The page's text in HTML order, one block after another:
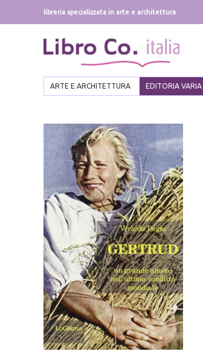
libreria specializzata in arte e architettura
ARTE E ARCHITETTURA EDITORIA VARIA